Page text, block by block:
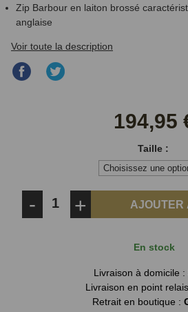
Zip Barbour en laiton brossé
anglaise
Voir toute la description
Partager
194,95
Taille :
- + AJOUTER
En stock
Livraison à domicile :
Livraison en point
Retrait en boutique :